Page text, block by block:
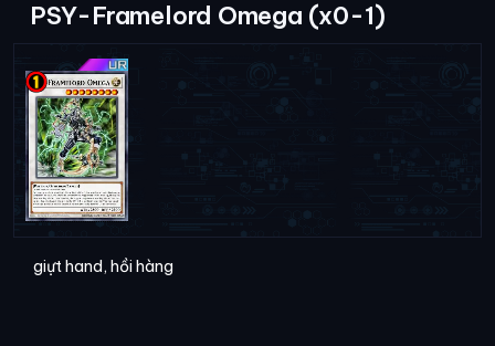
PSY-Framelord Omega (x0-1)
giựt hand, hồi hàng